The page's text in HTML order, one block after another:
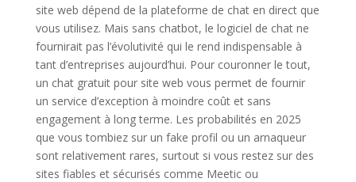
site web dépend de la plateforme de chat en direct que
vous utilisez. Mais sans chatbot, le logiciel de chat ne
fournirait pas l’évolutivité qui le rend indispensable à
tant d’entreprises aujourd’hui. Pour couronner le tout,
un chat gratuit pour site web vous permet de fournir
un service d’exception à moindre coût et sans
engagement à long terme. Les probabilités en 2025
que vous tombiez sur un fake profil ou un arnaqueur
sont relativement rares, surtout si vous restez sur des
sites fiables et sécurisés comme Meetic ou